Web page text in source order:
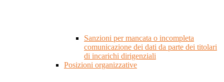
Sanzioni per mancata o incompleta
comunicazione dei dati da parte dei titolari
di incarichi dirigenziali
Posizioni organizzative